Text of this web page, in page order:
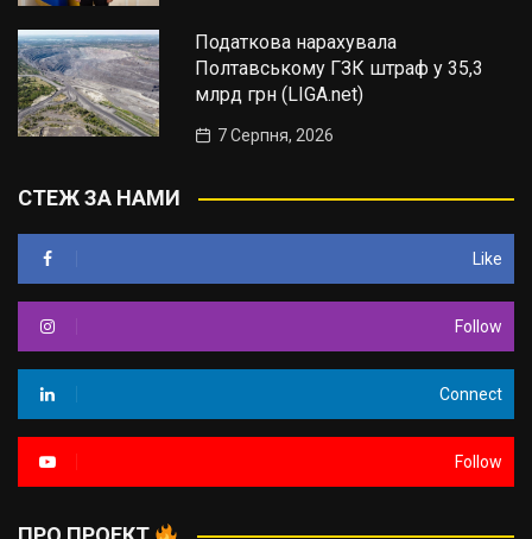
Податкова нарахувала
Полтавському ГЗК штраф у 35,3
млрд грн (LIGA.net)
7 Серпня, 2026
СТЕЖ ЗА НАМИ
Like
Follow
Connect
Follow